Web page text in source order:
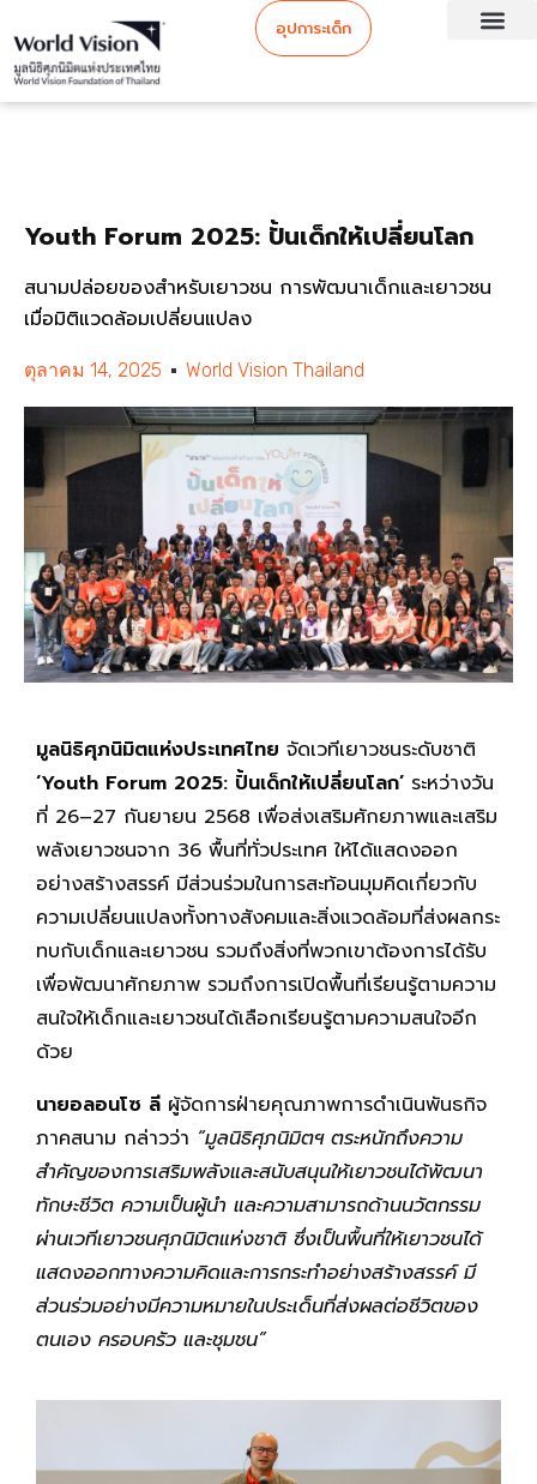
อุปการะเด็ก
Youth Forum 2025: ปั้นเด็กให้เปลี่ยนโลก
สนามปล่อยของสำหรับเยาวชน การพัฒนาเด็กและเยาวชน
เมื่อมิติแวดล้อมเปลี่ยนแปลง
ตุลาคม 14, 2025 World Vision Thailand
มูลนิธิศุภนิมิตแห่งประเทศไทย จัดเวทีเยาวชนระดับชาติ
‘Youth Forum 2025: ปั้นเด็กให้เปลี่ยนโลก’ ระหว่างวัน
ที่ 26–27 กันยายน 2568 เพื่อส่งเสริมศักยภาพและเสริม
พลังเยาวชนจาก 36 พื้นที่ทั่วประเทศ ให้ได้แสดงออก
อย่างสร้างสรรค์ มีส่วนร่วมในการสะท้อนมุมคิดเกี่ยวกับ
ความเปลี่ยนแปลงทั้งทางสังคมและสิ่งแวดล้อมที่ส่งผลกระ
ทบกับเด็กและเยาวชน รวมถึงสิ่งที่พวกเขาต้องการได้รับ
เพื่อพัฒนาศักยภาพ รวมถึงการเปิดพื้นที่เรียนรู้ตามความ
สนใจให้เด็กและเยาวชนได้เลือกเรียนรู้ตามความสนใจอีก
ด้วย
นายอลอนโซ ลี ผู้จัดการฝ่ายคุณภาพการดำเนินพันธกิจ
ภาคสนาม กล่าวว่า “มูลนิธิศุภนิมิตฯ ตระหนักถึงความ
สำคัญของการเสริมพลังและสนับสนุนให้เยาวชนได้พัฒนา
ทักษะชีวิต ความเป็นผู้นำ และความสามารถด้านนวัตกรรม
ผ่านเวทีเยาวชนศุภนิมิตแห่งชาติ ซึ่งเป็นพื้นที่ให้เยาวชนได้
แสดงออกทางความคิดและการกระทำอย่างสร้างสรรค์ มี
ส่วนร่วมอย่างมีความหมายในประเด็นที่ส่งผลต่อชีวิตของ
ตนเอง ครอบครัว และชุมชน”